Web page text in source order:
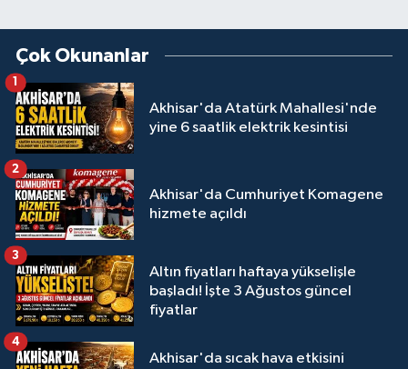
Çok Okunanlar
Akhisar'da Atatürk Mahallesi'nde
yine 6 saatlik elektrik kesintisi
Akhisar'da Cumhuriyet Komagene
hizmete açıldı
2
Altın fiyatları haftaya yükselişle
başladı! İşte 3 Ağustos güncel
fiyatlar
3
Akhisar'da sıcak hava etkisini
4